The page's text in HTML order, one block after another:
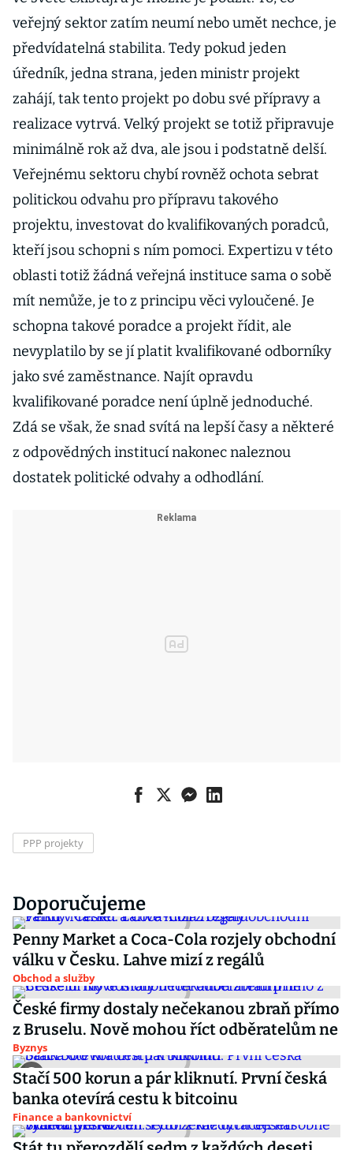
veřejný sektor zatím neumí nebo umět nechce, je
předvídatelná stabilita. Tedy pokud jeden
úředník, jedna strana, jeden ministr projekt
zahájí, tak tento projekt po dobu své přípravy a
realizace vytrvá. Velký projekt se totiž připravuje
minimálně rok až dva, ale jsou i podstatně delší.
Veřejnému sektoru chybí rovněž ochota sebrat
politickou odvahu pro přípravu takového
projektu, investovat do kvalifikovaných poradců,
kteří jsou schopni s ním pomoci. Expertizu v této
oblasti totiž žádná veřejná instituce sama o sobě
mít nemůže, je to z principu věci vyloučené. Je
schopna takové poradce a projekt řídit, ale
nevyplatilo by se jí platit kvalifikované odborníky
jako své zaměstnance. Najít opravdu
kvalifikované poradce není úplně jednoduché.
Zdá se však, že snad svítá na lepší časy a některé
z odpovědných institucí nakonec naleznou
dostatek politické odvahy a odhodlání.
PPP projekty
Doporučujeme
Penny Market a Coca-Cola rozjely obchodní
válku v Česku. Lahve mizí z regálů
Obchod a služby
České firmy dostaly nečekanou zbraň přímo
z Bruselu. Nově mohou říct odběratelům ne
Byznys
Stačí 500 korun a pár kliknutí. První česká
banka otevírá cestu k bitcoinu
Finance a bankovnictví